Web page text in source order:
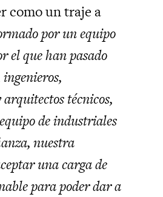
como un traje a
por un equipo
el que han pasado
técnicos,
de industriales
nuestra
una carga de
para poder dar a